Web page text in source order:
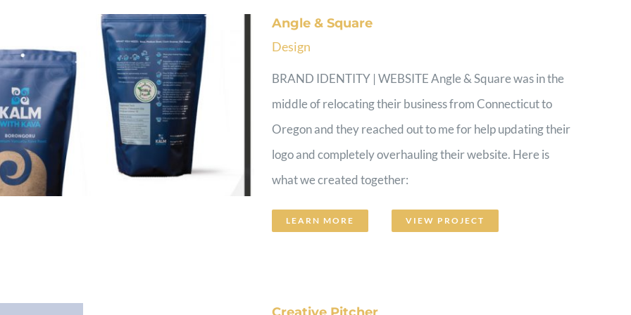
Angle & Square
Design
BRAND IDENTITY | WEBSITE Angle & Square was in the
middle of relocating their business from Connecticut to
Oregon and they reached out to me for help updating their
logo and completely overhauling their website. Here is
what we created together:
LEARN MORE VIEW PROJECT